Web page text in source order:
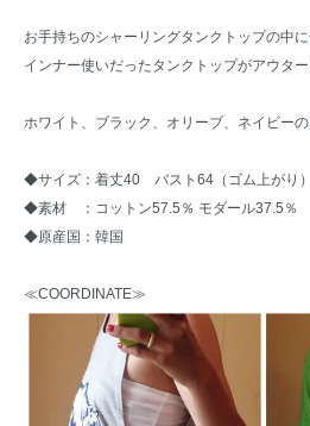
お手持ちのシャーリングタンクトップの中に
インナー使いだったタンクトップがアウタ
ホワイト、ブラック、オリーブ、ネイビー
◆サイズ：着丈40 バスト64（ゴム上がり
◆素材 ：コットン57.5％ モダール37.5％
◆原産国：韓国
≪COORDINATE≫